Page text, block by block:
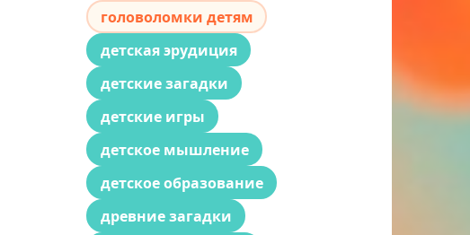
головоломки детям
детская эрудиция
детские загадки
детские игры
детское мышление
детское образование
древние загадки